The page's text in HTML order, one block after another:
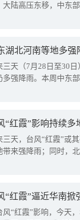
大陆高压东移，中东
湖北河南等地多
三天（7月28日至30
多强降雨。本周中东
“红霞”影响持续
三天，台风“红霞”或
带来强降雨；同时，
“红霞”逼近华南
风“红霞”影响，今天